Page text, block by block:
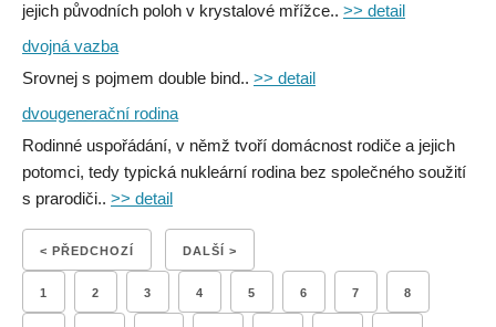
jejich původních poloh v krystalové mřížce.. >> detail
dvojná vazba
Srovnej s pojmem double bind.. >> detail
dvougenerační rodina
Rodinné uspořádání, v němž tvoří domácnost rodiče a jejich
potomci, tedy typická nukleární rodina bez společného soužití
s prarodiči.. >> detail
< PŘEDCHOZÍ DALŠÍ >
1 2 3 4 5 6 7 8